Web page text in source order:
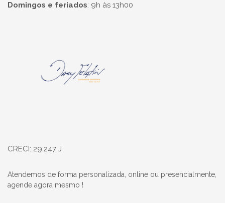
Domingos e feriados: 9h às 13h00
CRECI: 29.247 J
Atendemos de forma personalizada, online ou presencialmente,
agende agora mesmo !